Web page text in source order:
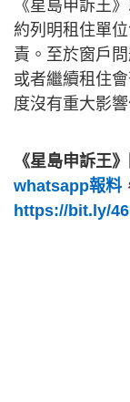
《星島申訴王
約列明租住單
責。至於窗戶
或者繼續租住
度沒有重大影
《星島申訴王
whatsapp報料
https://bit.ly/